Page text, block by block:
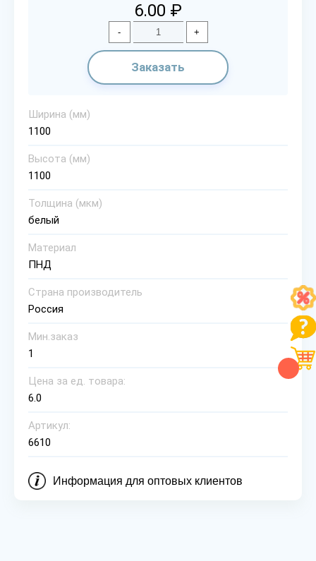
6.00 ₽
- +
Заказать
Ширина (мм)
1100
Высота (мм)
1100
Толщина (мкм)
белый
Материал
ПНД
Страна производитель
Россия
Мин.заказ
1
Цена за ед. товара:
6.0
Артикул:
6610
Информация для оптовых клиентов